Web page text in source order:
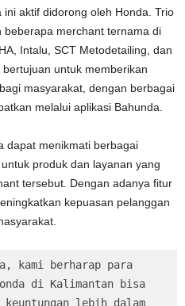
aktif didorong oleh Honda. Trio
merchant ternama di
Intalu, SCT Metodetailing, dan
untuk memberikan
masyarakat, dengan berbagai
melalui aplikasi Bahunda.
dapat menikmati berbagai
produk dan layanan yang
tersebut. Dengan adanya fitur
kepuasan pelanggan
kami berharap para
di Kalimantan bisa
keuntungan lebih dalam